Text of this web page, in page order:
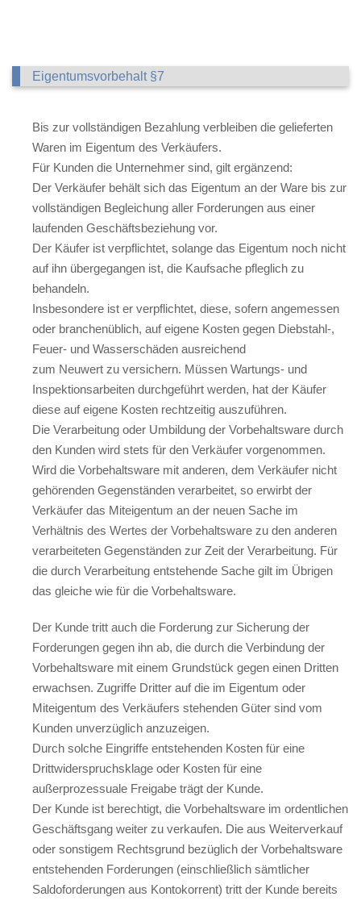
Eigentumsvorbehalt §7
Bis zur vollständigen Bezahlung verbleiben die gelieferten
Waren im Eigentum des Verkäufers.
Für Kunden die Unternehmer sind, gilt ergänzend:
Der Verkäufer behält sich das Eigentum an der Ware bis zur
vollständigen Begleichung aller Forderungen aus einer
laufenden Geschäftsbeziehung vor.
Der Käufer ist verpflichtet, solange das Eigentum noch nicht
auf ihn übergegangen ist, die Kaufsache pfleglich zu
behandeln.
Insbesondere ist er verpflichtet, diese, sofern angemessen
oder branchenüblich, auf eigene Kosten gegen Diebstahl-,
Feuer- und Wasserschäden ausreichend
zum Neuwert zu versichern. Müssen Wartungs- und
Inspektionsarbeiten durchgeführt werden, hat der Käufer
diese auf eigene Kosten rechtzeitig auszuführen.
Die Verarbeitung oder Umbildung der Vorbehaltsware durch
den Kunden wird stets für den Verkäufer vorgenommen.
Wird die Vorbehaltsware mit anderen, dem Verkäufer nicht
gehörenden Gegenständen verarbeitet, so erwirbt der
Verkäufer das Miteigentum an der neuen Sache im
Verhältnis des Wertes der Vorbehaltsware zu den anderen
verarbeiteten Gegenständen zur Zeit der Verarbeitung. Für
die durch Verarbeitung entstehende Sache gilt im Übrigen
das gleiche wie für die Vorbehaltsware.
Der Kunde tritt auch die Forderung zur Sicherung der
Forderungen gegen ihn ab, die durch die Verbindung der
Vorbehaltsware mit einem Grundstück gegen einen Dritten
erwachsen. Zugriffe Dritter auf die im Eigentum oder
Miteigentum des Verkäufers stehenden Güter sind vom
Kunden unverzüglich anzuzeigen.
Durch solche Eingriffe entstehenden Kosten für eine
Drittwiderspruchsklage oder Kosten für eine
außerprozessuale Freigabe trägt der Kunde.
Der Kunde ist berechtigt, die Vorbehaltsware im ordentlichen
Geschäftsgang weiter zu verkaufen. Die aus Weiterverkauf
oder sonstigem Rechtsgrund bezüglich der Vorbehaltsware
entstehenden Forderungen (einschließlich sämtlicher
Saldoforderungen aus Kontokorrent) tritt der Kunde bereits